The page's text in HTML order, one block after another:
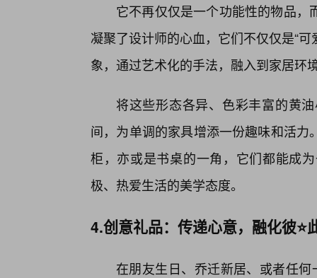
它不再仅仅是一个功能性的物品
凝聚了设计师的心血，它们不仅仅是“
象，通过艺术化的手法，融入到家居环
将这些形态各异、色彩丰富的黄
间，为单调的家具增添一份趣味和活
柜，亦或是书桌的一角，它们都能成
极、热爱生活的美学态度。
4.创意礼品：传递心意，融化彼⭐
在朋友生日、乔迁新居、或者任